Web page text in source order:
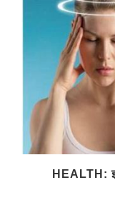
HEALTH: